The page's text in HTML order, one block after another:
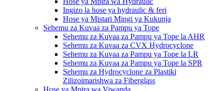
Ingizo la hose ya hydraulic & feri
Hose ya Mistari Mingi ya Kukunja
Sehemu za Kuvaa za Pampu ya Tope
Sehemu za Kuvaa za Pampu ya Tope la AHR
Sehemu za Kuvaa za CVX Hydrocyclone
Sehemu za Kuvaa za Pampu ya Tope la LR
Sehemu za Kuvaa za Pampu ya Tope la SPR
Sehemu za Hydrocyclone za Plastiki
Zilizoimarishwa za Fiberglass
Hose ya Mpira wa Viwanda